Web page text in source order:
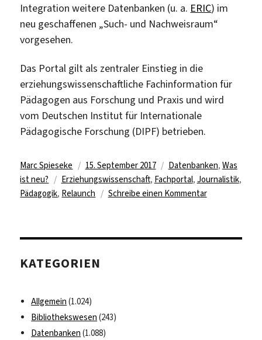
Integration weitere Datenbanken (u. a. ERIC) im
neu geschaffenen „Such- und Nachweisraum“
vorgesehen.
Das Portal gilt als zentraler Einstieg in die
erziehungswissenschaftliche Fachinformation für
Pädagogen aus Forschung und Praxis und wird
vom Deutschen Institut für Internationale
Pädagogische Forschung (DIPF) betrieben.
Autor
Marc Spieseke
Veröffentlicht
am
15. September 2017 Kategorien
Datenbanken, Was
ist neu?
Schlagwörter
Erziehungswissenschaft, Fachportal, Journalistik,
Pädagogik, Relaunch Schreibe einen Kommentarzu
Fachportals
KATEGORIEN
Allgemein (1.024)
Bibliothekswesen (243)
Datenbanken (1.088)